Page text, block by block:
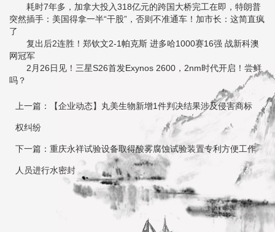
耗时7年多，加拿大投入318亿元的跨国大桥完工在即，特朗普
突然插手：美国得拿一半“干股”，否则不准通车！加市长：这简直疯
了
复出后2连胜！郑钦文2-1帕克斯 进多哈1000赛16强 战新科澳
网冠军
2月26日见！三星S26首发Exynos 2600，2nm时代开启！尝鲜
吗？
上一篇：【企业动态】丸美生物新增1件判决结果涉及侵害商标
权纠纷
下一篇：重庆永祥试验设备取得酸雾腐蚀试验装置专利方便工作
人员进行水密封